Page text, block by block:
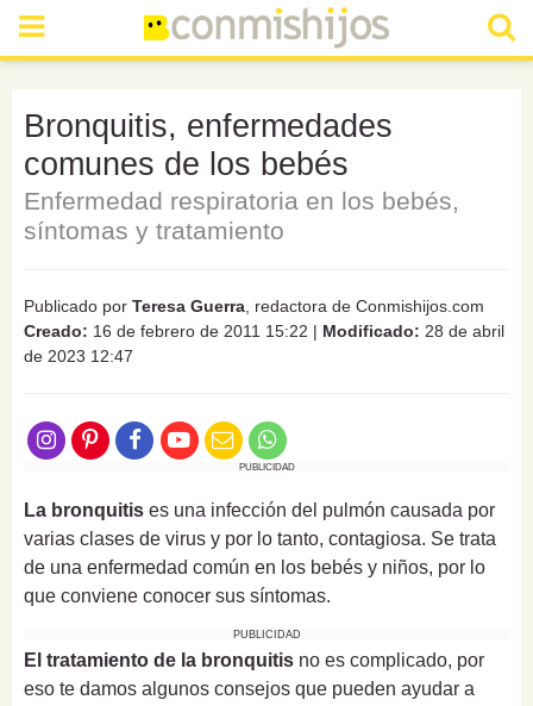
Bronquitis, enfermedades
comunes de los bebés
Enfermedad respiratoria en los bebés,
síntomas y tratamiento
Publicado por Teresa Guerra , redactora de Conmishijos.com
Creado: 16 de febrero de 2011 15:22 | Modificado: 28 de abril
de 2023 12:47
PUBLICIDAD
La bronquitis es una infección del pulmón causada por
varias clases de virus y por lo tanto, contagiosa. Se trata
de una enfermedad común en los bebés y niños, por lo
que conviene conocer sus síntomas.
PUBLICIDAD
El tratamiento de la bronquitis no es complicado, por
eso te damos algunos consejos que pueden ayudar a